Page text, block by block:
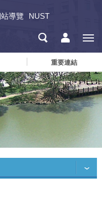
導覽 NUST
重要連結